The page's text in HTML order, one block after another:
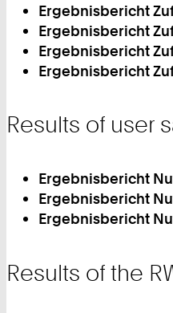
Ergebnisbericht
Ergebnisbericht
Ergebnisbericht
Ergebnisbericht
Results of user
Ergebnisbericht
Ergebnisbericht
Ergebnisbericht
Results of the